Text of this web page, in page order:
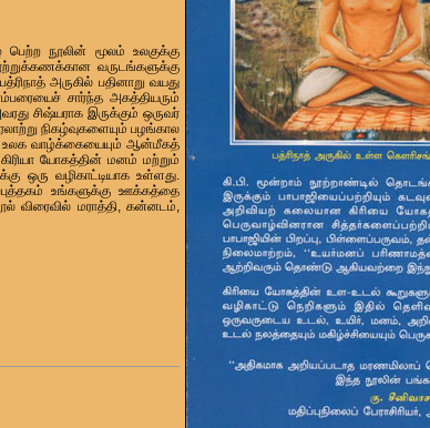
நூலின் மூலம் உலகுக்கு
வருடங்களுக்கு
அருகில் பதினாறு வயது
சார்ந்த அகத்தியரும்
சிஷ்யராக இருக்கும் ஒருவர்
நிகழ்வுகளையும் பழங்கால
உலக வாழ்க்கையையும் ஆன்மீகத்
யோகத்தின் மனம் மற்றும்
ஒரு வழிகாட்டியாக உள்ளது.
உங்களுக்கு ஊக்கத்தை
விரைவில் மராத்தி, கன்னடம்,